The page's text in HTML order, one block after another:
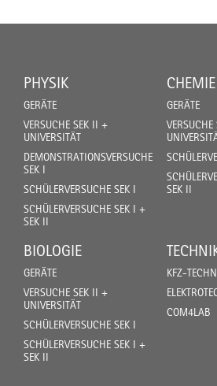
PHYSIK
GERÄTE
VERSUCHE SEK II +
UNIVERSITÄT
DEMONSTRATIONSVERSUCHE
SEK I
SCHÜLERVERSUCHE SEK I
SCHÜLERVERSUCHE SEK I +
SEK II
CHEMIE
GERÄTE
SEK II
BIOLOGIE
GERÄTE
VERSUCHE SEK II +
UNIVERSITÄT
SCHÜLERVERSUCHE SEK I
SCHÜLERVERSUCHE SEK I +
SEK II
KFZ-
COM4LAB